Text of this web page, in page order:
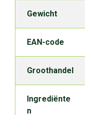
Gewicht
EAN-code
Groothandel
Ingrediënte
n